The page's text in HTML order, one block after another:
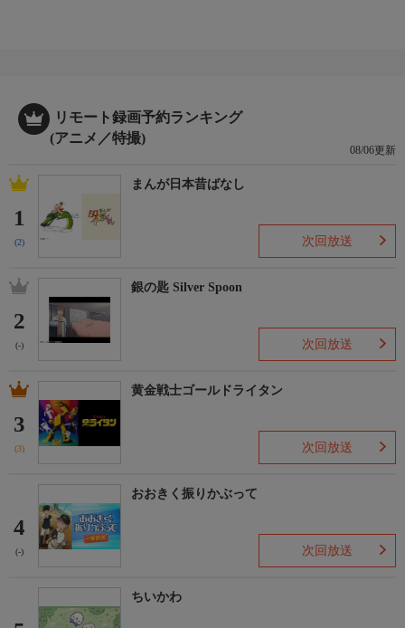
リモート録画予約ランキング
(アニメ／特撮)
08/06更新
1
(2)
まんが日本昔ばなし
次回放送
2
(-)
銀の匙 Silver Spoon
次回放送
3
(3)
黄金戦士ゴールドライタン
次回放送
4
(-)
おおきく振りかぶって
次回放送
ちいかわ